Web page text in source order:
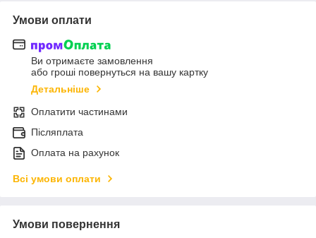
Умови оплати
Ви отримаєте замовлення
або гроші повернуться на вашу картку
Детальніше
Оплатити частинами
Післяплата
Оплата на рахунок
Всі умови оплати
Умови повернення